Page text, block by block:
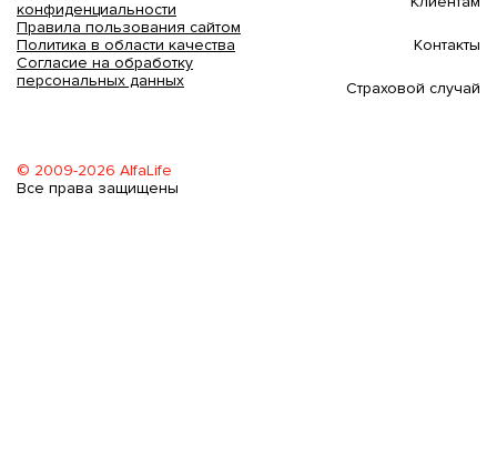
конфиденциальности
Правила пользования сайтом
Политика в области качества
Согласие на обработку
персональных данных
© 2009-2026 AlfaLife
Все права защищены
Контакты
Страховой случай